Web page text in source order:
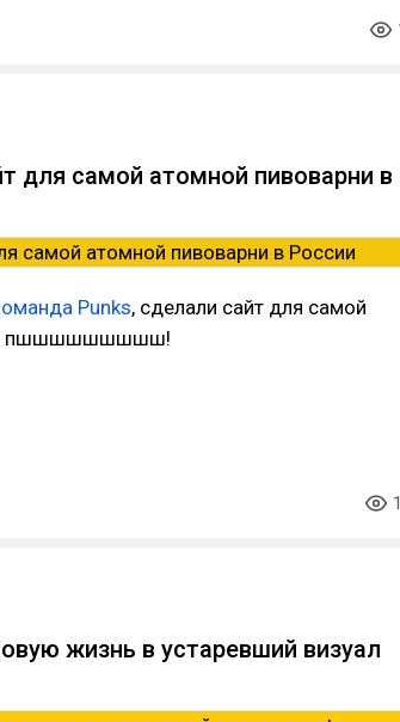
для самой атомной пивоварни в
Punks, сделали сайт для самой
— пшшшшшшшшш!
жизнь в устаревший визуал